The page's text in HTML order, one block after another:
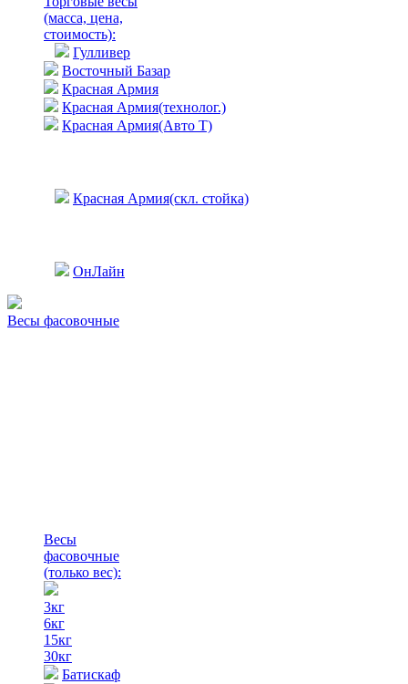
(масса, цена,
стоимость):
Гулливер
Восточный Базар
Красная Армия
Красная Армия(технолог.)
Красная Армия(Авто Т)
Красная Армия(скл. стойка)
ОнЛайн
Весы фасовочные
Весы
фасовочные
(только вес):
3кг
6кг
15кг
30кг
Батискаф